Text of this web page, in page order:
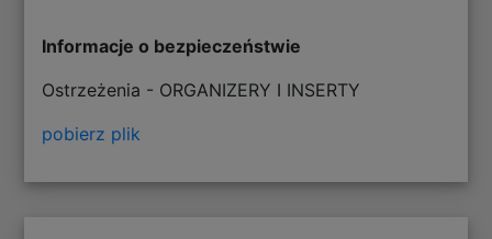
Informacje o bezpieczeństwie
Ostrzeżenia - ORGANIZERY I INSERTY
pobierz plik